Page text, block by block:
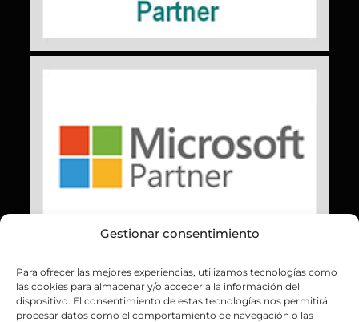
Gestionar consentimiento
Para ofrecer las mejores experiencias, utilizamos tecnologías como
las cookies para almacenar y/o acceder a la información del
dispositivo. El consentimiento de estas tecnologías nos permitirá
procesar datos como el comportamiento de navegación o las